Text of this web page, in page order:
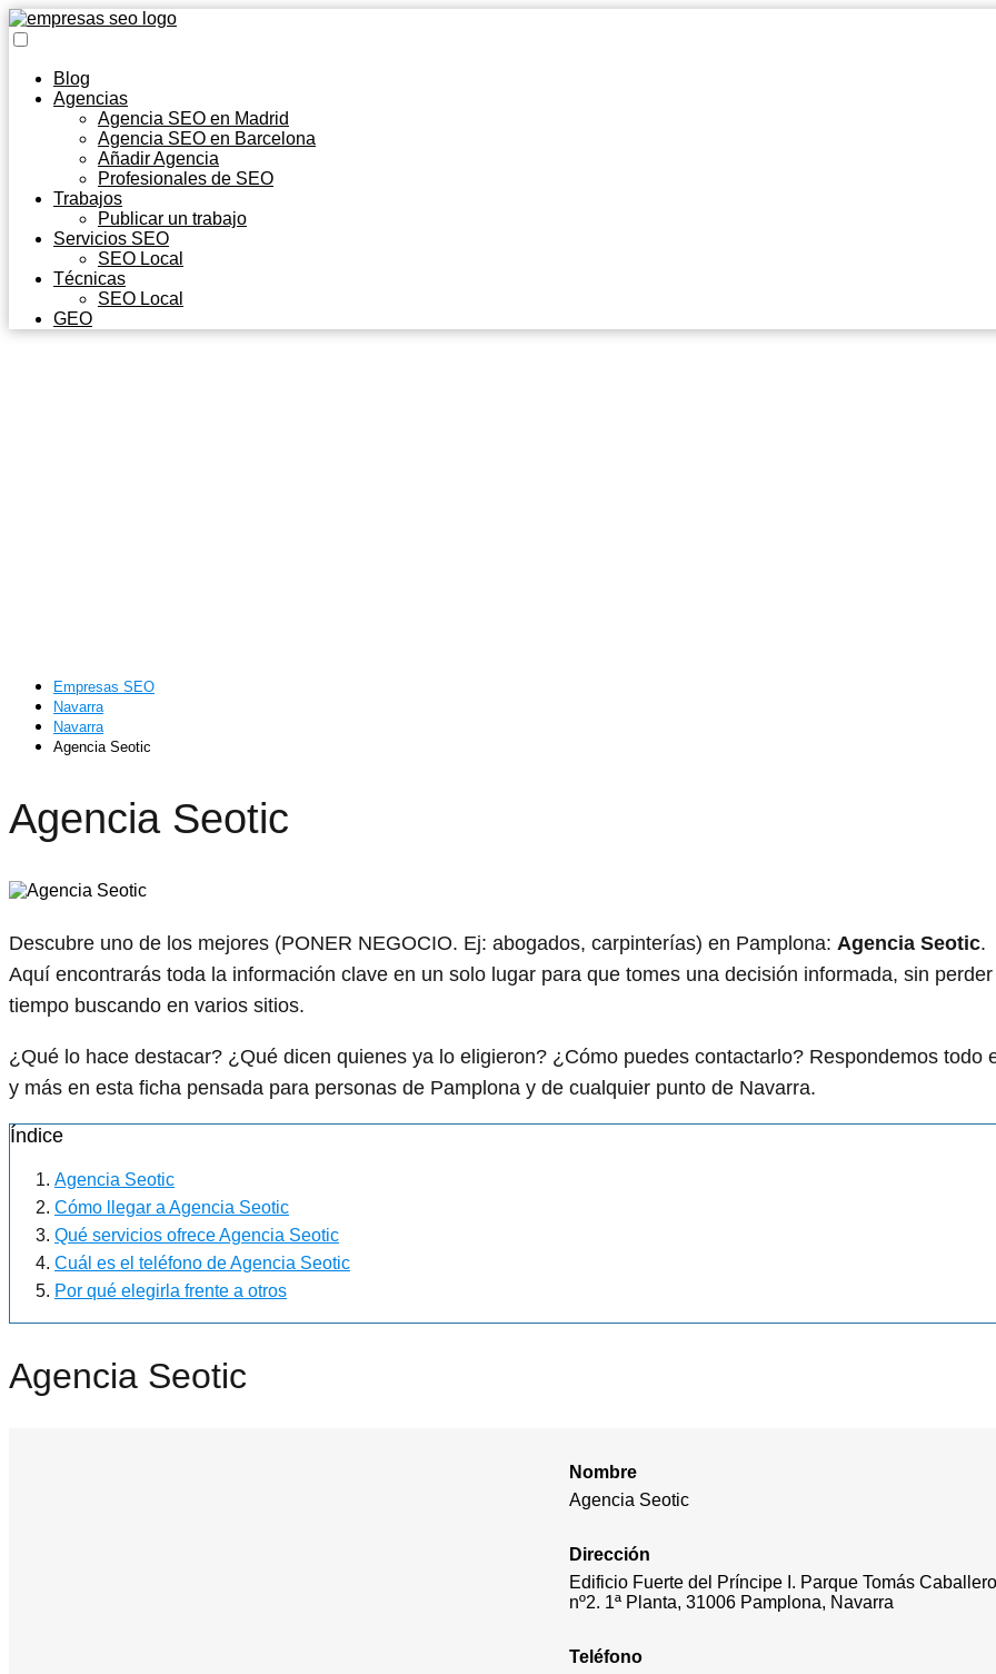
Blog
Agencias
Agencia SEO en Madrid
Agencia SEO en Barcelona
Añadir Agencia
Profesionales de SEO
Trabajos
Publicar un trabajo
Servicios SEO
SEO Local
Técnicas
SEO Local
GEO
Empresas SEO
Navarra
Navarra
Agencia Seotic
Agencia Seotic
Descubre uno de los mejores (PONER NEGOCIO. Ej: abogados, carpinterías) en Pamplona: Agencia Seotic.
Aquí encontrarás toda la información clave en un solo lugar para que tomes una decisión informada, sin perder
tiempo buscando en varios sitios.
¿Qué lo hace destacar? ¿Qué dicen quienes ya lo eligieron? ¿Cómo puedes contactarlo? Respondemos todo
y más en esta ficha pensada para personas de Pamplona y de cualquier punto de Navarra.
Índice
Agencia Seotic
Cómo llegar a Agencia Seotic
Qué servicios ofrece Agencia Seotic
Cuál es el teléfono de Agencia Seotic
Por qué elegirla frente a otros
Agencia Seotic
Nombre
Agencia Seotic
Dirección
Edificio Fuerte del Príncipe I. Parque Tomás
nº2. 1ª Planta, 31006 Pamplona, Navarra
Teléfono